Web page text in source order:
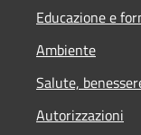
Educazione e
Ambiente
Salute,
Autorizzazioni